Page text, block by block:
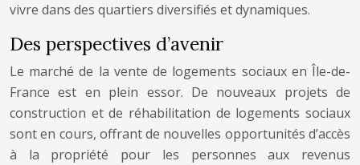
vivre dans des quartiers diversifiés et dynamiques.
Des perspectives d’avenir
Le marché de la vente de logements sociaux en Île-de-
France est en plein essor. De nouveaux projets de
construction et de réhabilitation de logements sociaux
sont en cours, offrant de nouvelles opportunités d’accès
à la propriété pour les personnes aux revenus